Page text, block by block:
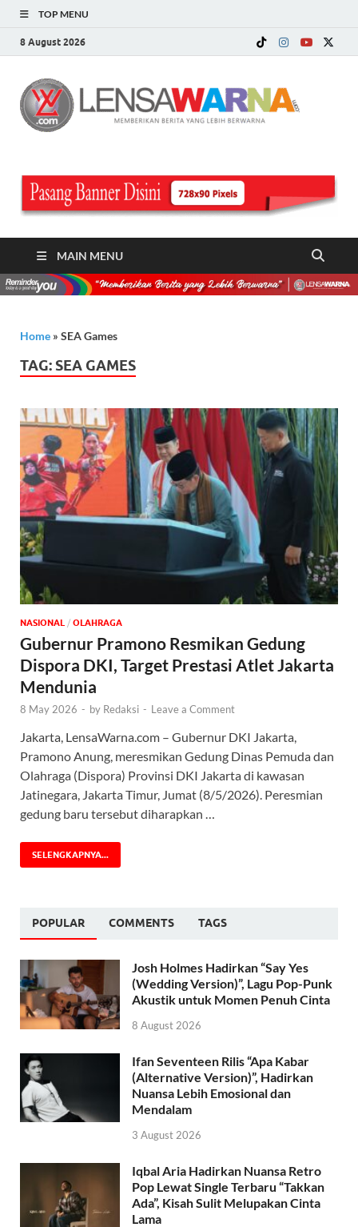
TOP MENU
8 August 2026
MAIN MENU
Home » SEA Games
TAG: SEA GAMES
NASIONAL / OLAHRAGA
Gubernur Pramono Resmikan Gedung
Dispora DKI, Target Prestasi Atlet Jakarta
Mendunia
8 May 2026 - by Redaksi - Leave a Comment
Jakarta, LensaWarna.com – Gubernur DKI Jakarta,
Pramono Anung, meresmikan Gedung Dinas Pemuda dan
Olahraga (Dispora) Provinsi DKI Jakarta di kawasan
Jatinegara, Jakarta Timur, Jumat (8/5/2026). Peresmian
gedung baru tersebut diharapkan …
SELENGKAPNYA...
POPULAR COMMENTS TAGS
Josh Holmes Hadirkan “Say Yes
(Wedding Version)”, Lagu Pop-Punk
Akustik untuk Momen Penuh Cinta
8 August 2026
Ifan Seventeen Rilis “Apa Kabar
(Alternative Version)”, Hadirkan
Nuansa Lebih Emosional dan
Mendalam
3 August 2026
Iqbal Aria Hadirkan Nuansa Retro
Pop Lewat Single Terbaru “Takkan
Ada”, Kisah Sulit Melupakan Cinta
Lama